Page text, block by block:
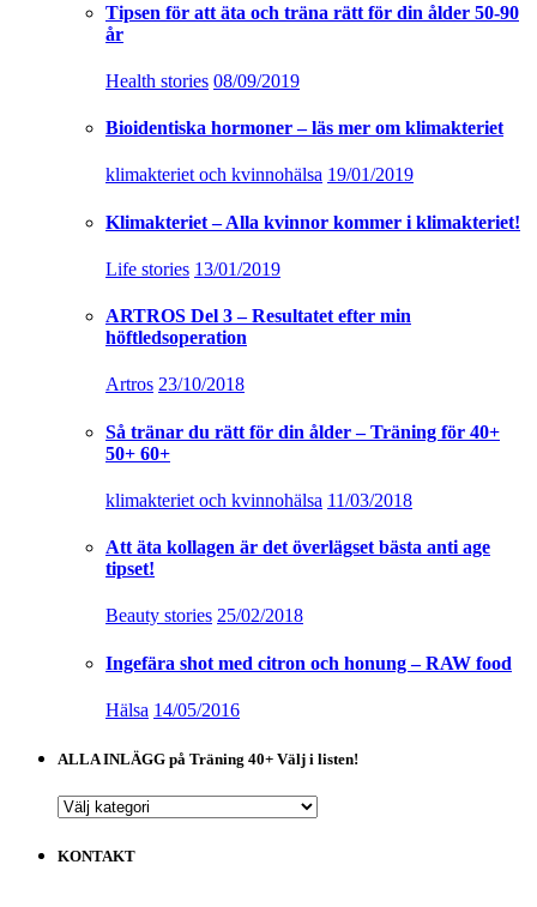
Tipsen för att äta och träna rätt för din ålder 50-90
år
Health stories 08/09/2019
Bioidentiska hormoner – läs mer om klimakteriet
klimakteriet och kvinnohälsa 19/01/2019
Klimakteriet – Alla kvinnor kommer i klimakteriet!
Life stories 13/01/2019
ARTROS Del 3 – Resultatet efter min
höftledsoperation
Artros 23/10/2018
Så tränar du rätt för din ålder – Träning för 40+
50+ 60+
klimakteriet och kvinnohälsa 11/03/2018
Att äta kollagen är det överlägset bästa anti age
tipset!
Beauty stories 25/02/2018
Ingefära shot med citron och honung – RAW food
Hälsa 14/05/2016
ALLA INLÄGG på Träning 40+ Välj i listen!
ALLA
på
KONTAKT